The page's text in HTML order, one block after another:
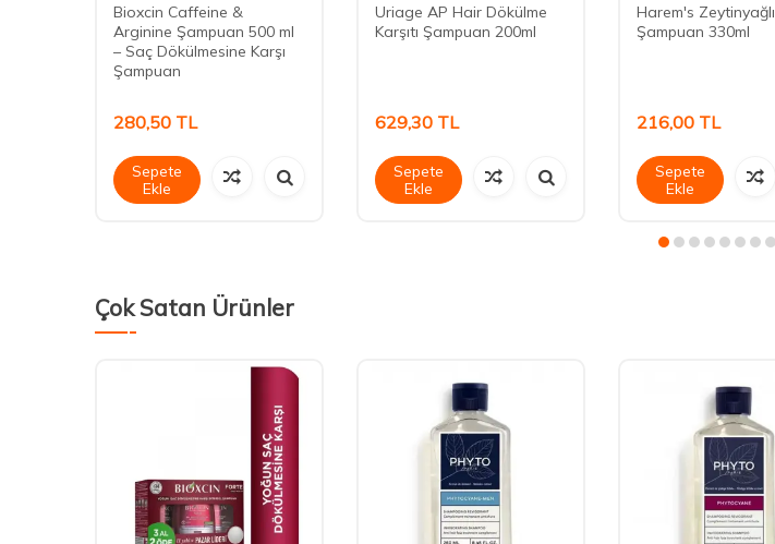
Bioxcin Caffeine &
Arginine Şampuan 500 ml
– Saç Dökülmesine Karşı
Şampuan
280,50 TL
Sepete
Ekle
Uriage AP Hair Dökülme
Karşıtı Şampuan 200ml
629,30 TL
Sepete
Ekle
Harem's Zeytinyağlı
Şampuan 330ml
216,00 TL
Sepete
Ekle
Çok Satan Ürünler